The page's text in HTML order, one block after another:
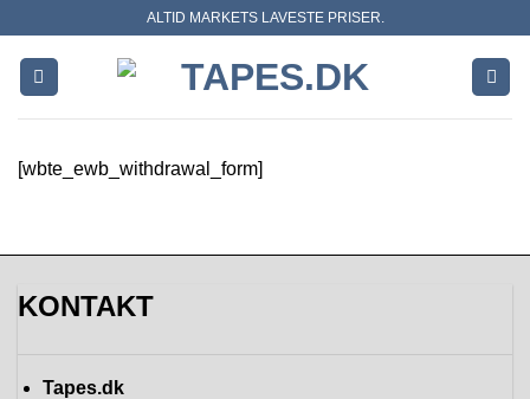
content
ALTID MARKETS LAVESTE PRISER.
[wbte_ewb_withdrawal_form]
KONTAKT
Tapes.dk